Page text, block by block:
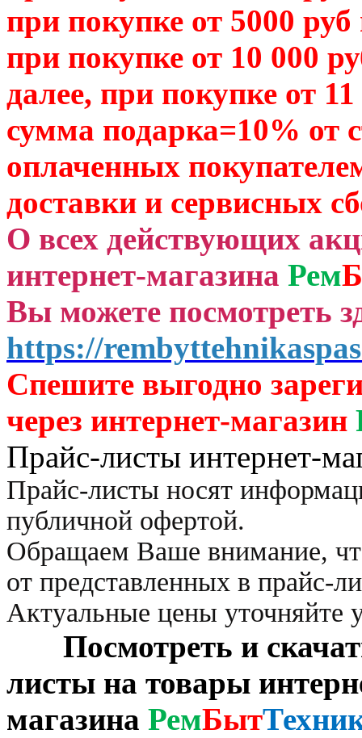
при покупке от 5000
при покупке от 10 000
далее, при покупке от
сумма подарка=10% от
оплаченных
доставки и сервисных
О всех действующих
интернет-магазина Рем
Вы можете посмотреть
https://
Спешите выгодно зар
через интернет-магазин
Прайс-листы интернет-
Прайс-листы носят
публичной офертой.
Обращаем Ваше внимание,
от представленных в прайс-
Актуальные цены уточняйте
Посмотреть и
листы на товары
магазина РемБыт